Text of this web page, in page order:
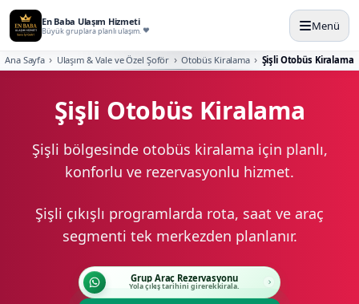
En Baba Ulaşım Hizmeti
Büyük gruplara planlı ulaşım. Menü
Ana Sayfa Ulaşım & Vale ve Özel Şoför Otobüs Kiralama Şişli Otobüs Kiralama
Şişli Otobüs Kiralama
Şişli bölgesinde otobüs kiralama için planlı,
konforlu ve rezervasyonlu hizmet.
Şişli çıkışlı programlarda rota, saat ve araç
segmenti tek merkezden planlanır.
Grup Araç Rezervasyonu
Yola çıkış tarihini girerek kirala.